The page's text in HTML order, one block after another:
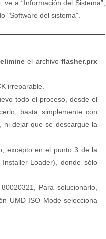
a “Información del Sistema”,
"Software del sistema".
elimineel archivoflasher.prx
irreparable.
todo el proceso, desde el
basta simplemente con
ni dejar que se descargue la
excepto en el punto 3 de la
Loader), donde sólo
Para solucionarlo,
UMD ISO Mode selecciona